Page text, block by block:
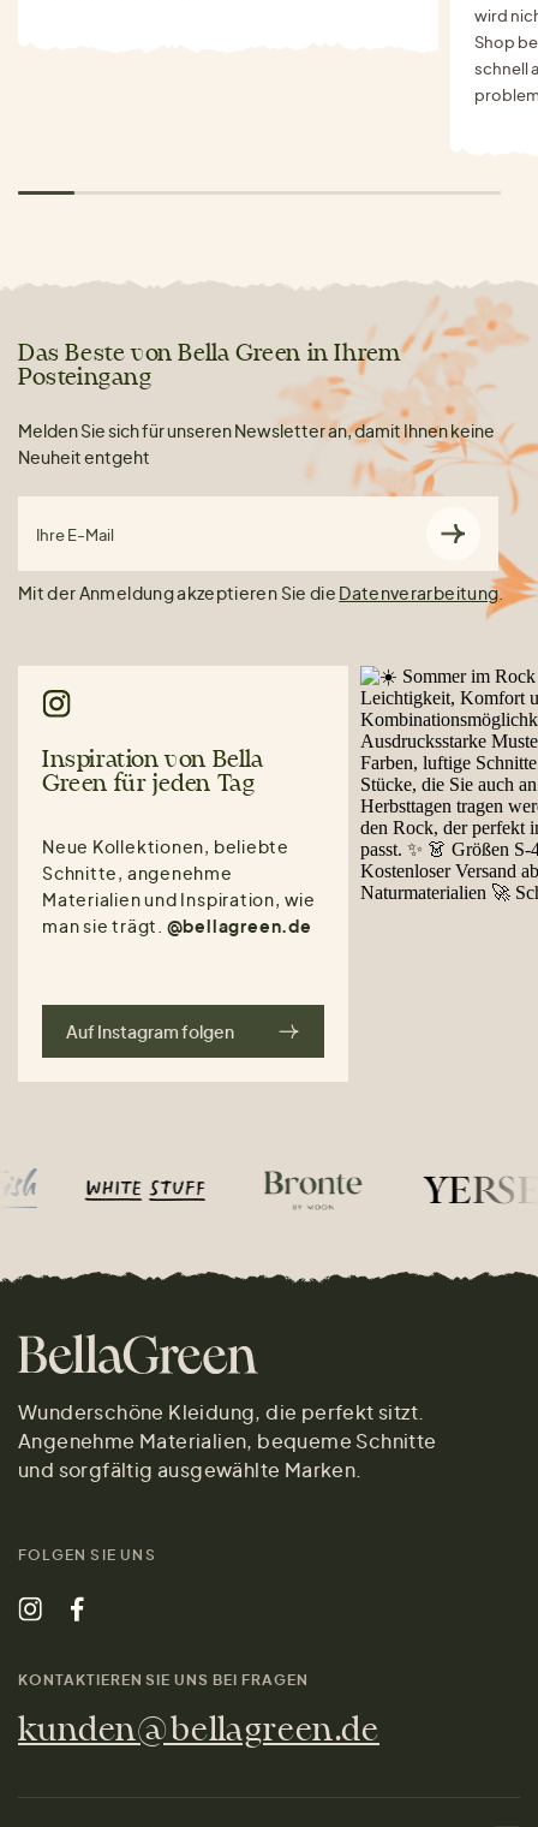
wird
Shop
schnell
Das Beste von Bella Green in Ihrem
Posteingang
Melden Sie sich für unseren Newsletter an, damit Ihnen keine
Neuheit entgeht
Ihre E-Mail
Mit der Anmeldung akzeptieren Sie die Datenverarbeitung.
Inspiration von Bella
Green für jeden Tag
Neue Kollektionen, beliebte
Schnitte, angenehme
Materialien und Inspiration, wie
man sie trägt. @bellagreen.de
Auf Instagram folgen
Wunderschöne Kleidung, die perfekt sitzt.
Angenehme Materialien, bequeme Schnitte
und sorgfältig ausgewählte Marken.
FOLGEN SIE UNS
KONTAKTIEREN SIE UNS BEI FRAGEN
kunden@bellagreen.de